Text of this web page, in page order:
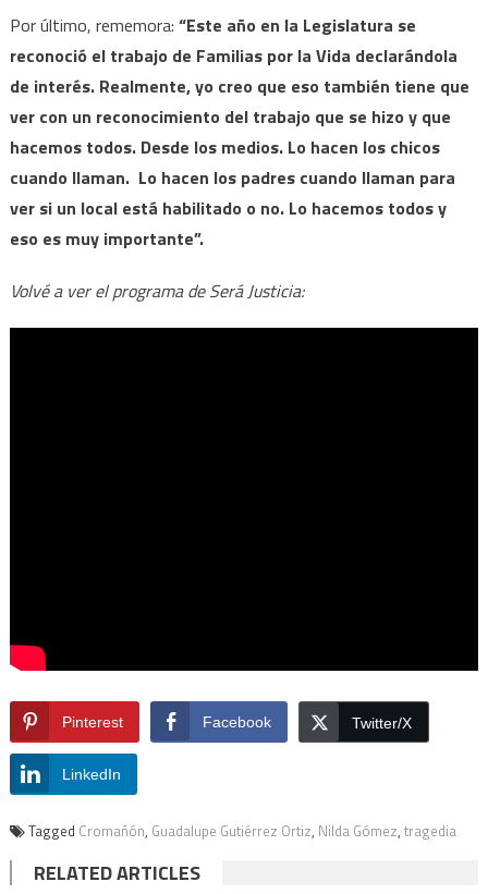
Por último, rememora: “Este año en la Legislatura se
reconoció el trabajo de Familias por la Vida declarándola
de interés. Realmente, yo creo que eso también tiene que
ver con un reconocimiento del trabajo que se hizo y que
hacemos todos. Desde los medios. Lo hacen los chicos
cuando llaman. Lo hacen los padres cuando llaman para
ver si un local está habilitado o no. Lo hacemos todos y
eso es muy importante”.
Volvé a ver el programa de Será Justicia:
Pinterest Facebook Twitter/X
LinkedIn
Tagged Cromañón, Guadalupe Gutiérrez Ortiz, Nilda Gómez, tragedia
RELATED ARTICLES